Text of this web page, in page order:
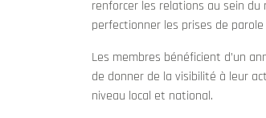
renforcer les relations au sein
perfectionner les prises de
Les membres bénéficient d’un
de donner de la visibilité à leur
niveau local et national.